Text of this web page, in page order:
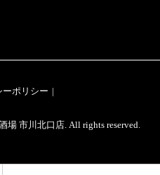
ーポリシー
市川北口店. All rights reserved.